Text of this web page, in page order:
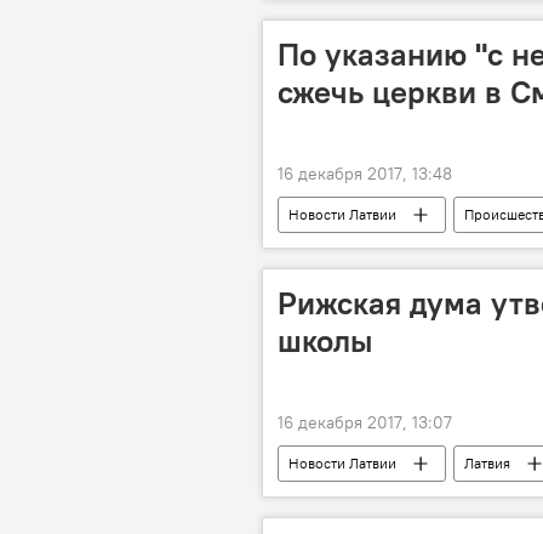
По указанию "с
сжечь церкви в
16 декабря 2017, 13:48
Новости Латвии
Рижская дума
школы
16 декабря 2017, 13:07
Новости Латвии Латвия
ремонт
Бюджет Латвии